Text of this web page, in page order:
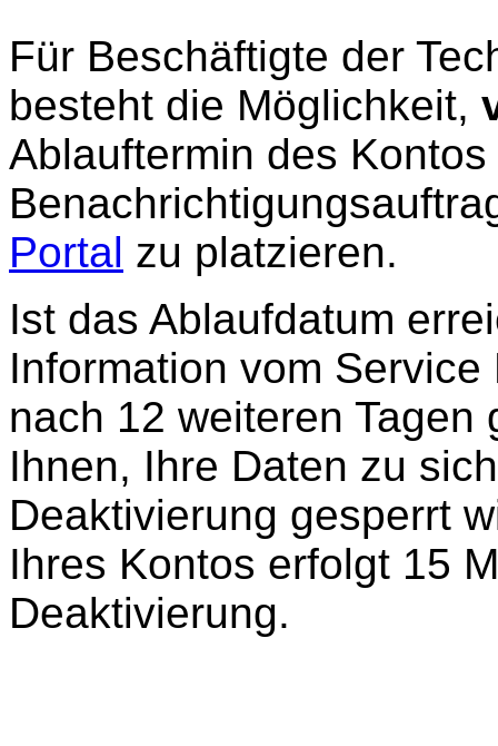
Für Beschäftigte der
besteht die Möglichkeit,
Ablauftermin des
Portal zu platzieren.
Ist das Ablaufdatum
Information vom
nach 12 weiteren
Ihnen, Ihre Daten zu
Deaktivierung gesperrt
Ihres Kontos erfolgt 15
Deaktivierung.